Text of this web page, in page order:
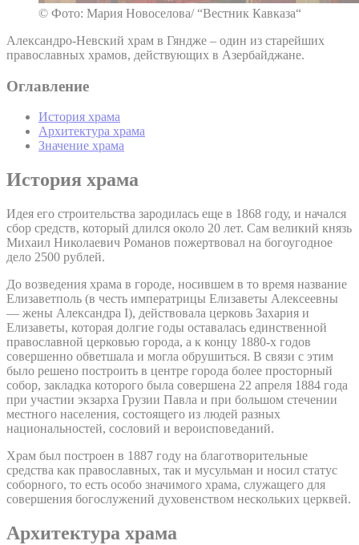
© Фото: Мария Новоселова/ “Вестник Кавказа“
Александро-Невский храм в Гяндже – один из старейших
православных храмов, действующих в Азербайджане.
Оглавление
История храма
Архитектура храма
Значение храма
История храма
Идея его строительства зародилась еще в 1868 году, и начался
сбор средств, который длился около 20 лет. Сам великий князь
Михаил Николаевич Романов пожертвовал на богоугодное
дело 2500 рублей.
До возведения храма в городе, носившем в то время название
Елизаветполь (в честь императрицы Елизаветы Алексеевны
— жены Александра I), действовала церковь Захария и
Елизаветы, которая долгие годы оставалась единственной
православной церковью города, а к концу 1880-х годов
совершенно обветшала и могла обрушиться. В связи с этим
было решено построить в центре города более просторный
собор, закладка которого была совершена 22 апреля 1884 года
при участии экзарха Грузии Павла и при большом стечении
местного населения, состоящего из людей разных
национальностей, сословий и вероисповеданий.
Храм был построен в 1887 году на благотворительные
средства как православных, так и мусульман и носил статус
соборного, то есть особо значимого храма, служащего для
совершения богослужений духовенством нескольких церквей.
Архитектура храма